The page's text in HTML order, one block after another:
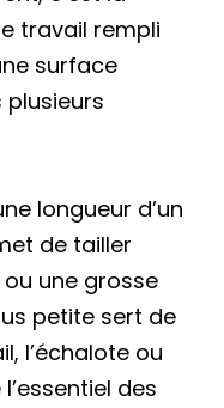
travail rempli
surface
longueur d’un
de tailler
une grosse
petite sert de
l’échalote ou
des